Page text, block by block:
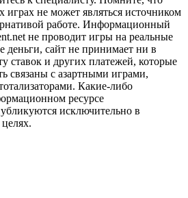
играх не может являться источником
работе. Информационный
не проводит игры на реальные
деньги, сайт не принимает ни в
ставок и других платежей, которые
связаны с азартными играми,
Какие-либо
ресурсе
исключительно в